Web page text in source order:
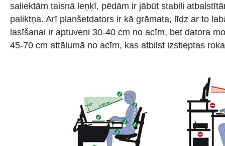
saliektām taisnā leņķī, pēdām ir jābūt stabili
paliktņa. Arī planšetdators ir kā grāmata, līdz ar to
lasīšanai ir aptuveni 30-40 cm no acīm, bet datora
45-70 cm attālumā no acīm, kas atbilst izstieptas